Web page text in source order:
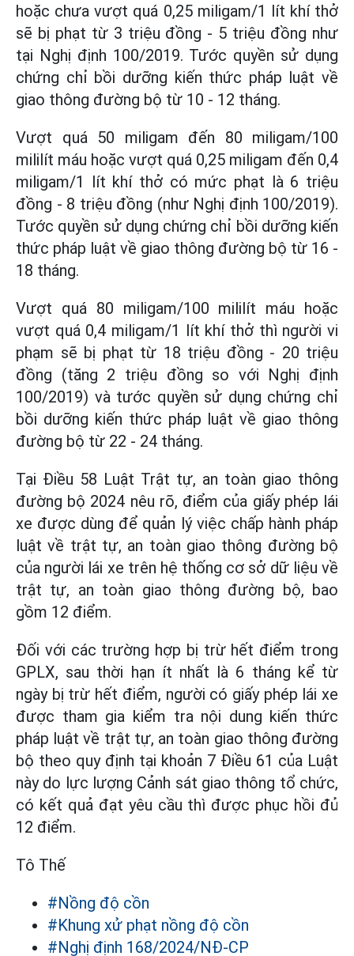
hoặc chưa vượt quá 0,25 miligam/1 lít khí thở
sẽ bị phạt từ 3 triệu đồng - 5 triệu đồng như
tại Nghị định 100/2019. Tước quyền sử dụng
chứng chỉ bồi dưỡng kiến thức pháp luật về
giao thông đường bộ từ 10 - 12 tháng.
Vượt quá 50 miligam đến 80 miligam/100
mililít máu hoặc vượt quá 0,25 miligam đến 0,4
miligam/1 lít khí thở có mức phạt là 6 triệu
đồng - 8 triệu đồng (như Nghị định 100/2019).
Tước quyền sử dụng chứng chỉ bồi dưỡng kiến
thức pháp luật về giao thông đường bộ từ 16 -
18 tháng.
Vượt quá 80 miligam/100 mililít máu hoặc
vượt quá 0,4 miligam/1 lít khí thở thì người vi
phạm sẽ bị phạt từ 18 triệu đồng - 20 triệu
đồng (tăng 2 triệu đồng so với Nghị định
100/2019) và tước quyền sử dụng chứng chỉ
bồi dưỡng kiến thức pháp luật về giao thông
đường bộ từ 22 - 24 tháng.
Tại Điều 58 Luật Trật tự, an toàn giao thông
đường bộ 2024 nêu rõ, điểm của giấy phép lái
xe được dùng để quản lý việc chấp hành pháp
luật về trật tự, an toàn giao thông đường bộ
của người lái xe trên hệ thống cơ sở dữ liệu về
trật tự, an toàn giao thông đường bộ, bao
gồm 12 điểm.
Đối với các trường hợp bị trừ hết điểm trong
GPLX, sau thời hạn ít nhất là 6 tháng kể từ
ngày bị trừ hết điểm, người có giấy phép lái xe
được tham gia kiểm tra nội dung kiến thức
pháp luật về trật tự, an toàn giao thông đường
bộ theo quy định tại khoản 7 Điều 61 của Luật
này do lực lượng Cảnh sát giao thông tổ chức,
có kết quả đạt yêu cầu thì được phục hồi đủ
12 điểm.
Tô Thế
#Nồng độ cồn
#Khung xử phạt nồng độ cồn
#Nghị định 168/2024/NĐ-CP